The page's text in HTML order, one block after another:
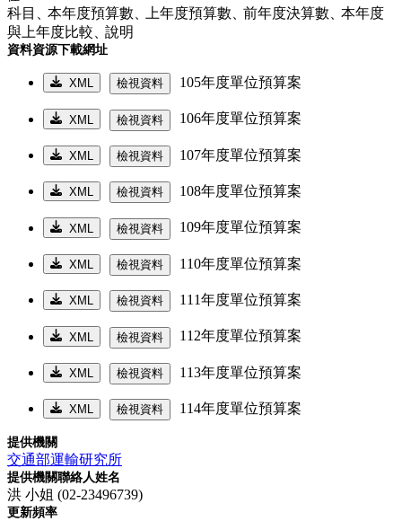
科目、本年度預算數、 上年度預算數、前年度決算數、本年度
與上年度比較、說明
資料資源下載網址
XML 檢視資料 105年度單位預算案
XML 檢視資料 106年度單位預算案
XML 檢視資料 107年度單位預算案
XML 檢視資料 108年度單位預算案
XML 檢視資料 109年度單位預算案
XML 檢視資料 110年度單位預算案
XML 檢視資料 111年度單位預算案
XML 檢視資料 112年度單位預算案
XML 檢視資料 113年度單位預算案
XML 檢視資料 114年度單位預算案
提供機關
交通部運輸研究所
提供機關聯絡人姓名
洪 小姐 (02-23496739)
更新頻率